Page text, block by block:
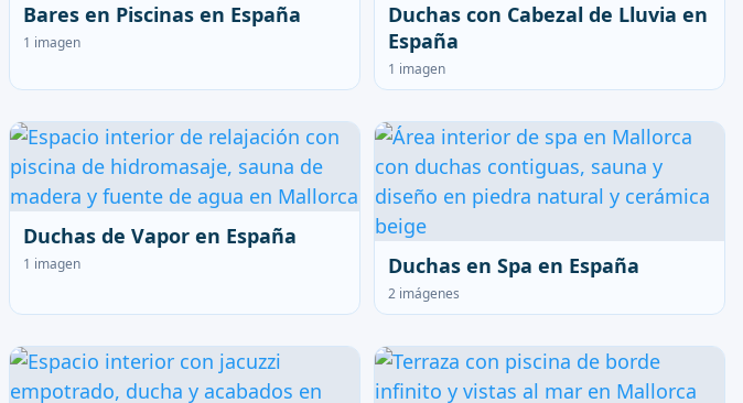
Bares en Piscinas en España
1 imagen
Duchas con Cabezal de Lluvia en
España
1 imagen
Duchas de Vapor en España
1 imagen Duchas en Spa en España
2 imágenes